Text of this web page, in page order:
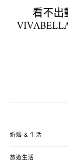
看不出
婚姻 & 生活
旅遊生活